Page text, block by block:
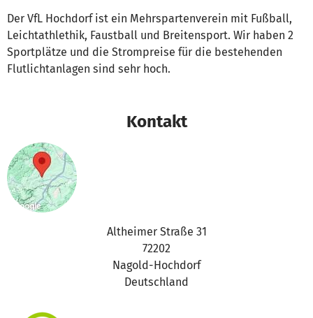
Der VfL Hochdorf ist ein Mehrspartenverein mit Fußball,
Leichtathlethik, Faustball und Breitensport. Wir haben 2
Sportplätze und die Strompreise für die bestehenden
Flutlichtanlagen sind sehr hoch.
Kontakt
Altheimer Straße 31
72202
Nagold-Hochdorf
Deutschland